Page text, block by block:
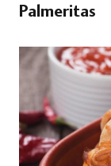
Palmeritas